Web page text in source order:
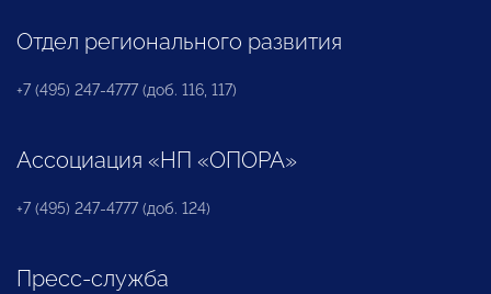
Отдел регионального развития
+7 (495) 247-4777 (доб. 116, 117)
Ассоциация «НП «ОПОРА»
+7 (495) 247-4777 (доб. 124)
Пресс-служба